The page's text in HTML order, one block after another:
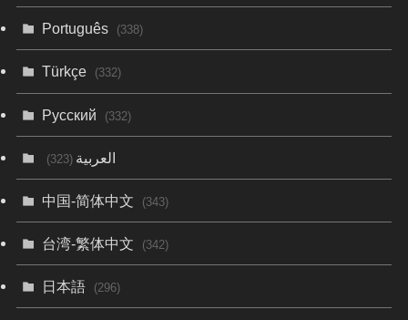
Português (338)
Türkçe (332)
Русский (332)
العربية(323)
中国-简体中文 (343)
台湾-繁体中文 (342)
日本語 (296)